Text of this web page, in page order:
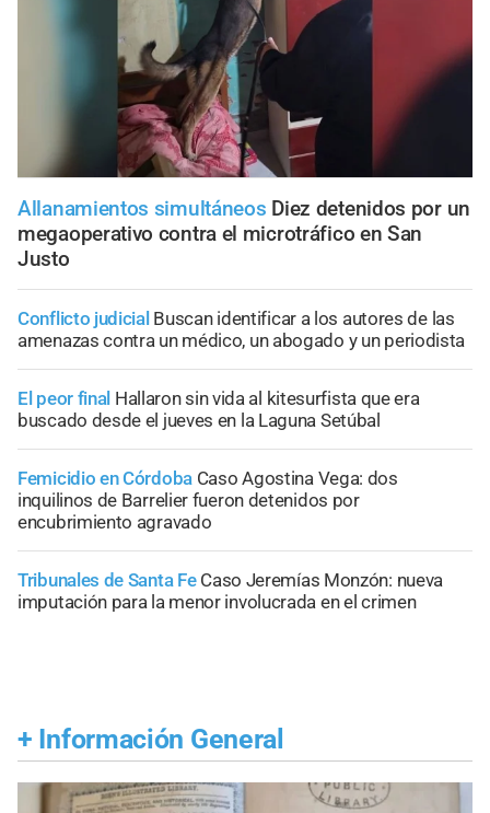
Allanamientos simultáneos Diez detenidos por un
megaoperativo contra el microtráfico en San
Justo
Conflicto judicial Buscan identificar a los autores de las
amenazas contra un médico, un abogado y un periodista
El peor final Hallaron sin vida al kitesurfista que era
buscado desde el jueves en la Laguna Setúbal
Femicidio en Córdoba Caso Agostina Vega: dos
inquilinos de Barrelier fueron detenidos por
encubrimiento agravado
Tribunales de Santa Fe Caso Jeremías Monzón: nueva
imputación para la menor involucrada en el crimen
+ Información General